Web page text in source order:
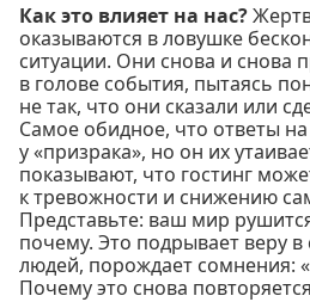
Как это влияет на нас?
оказываются в ловушке
ситуации. Они снова и снова
в голове события, пытаясь
не так, что они сказали или
Самое обидное, что ответы
у «призрака», но он их
показывают, что гостинг
к тревожности и снижению
Представьте: ваш мир
почему. Это подрывает веру в
людей, порождает сомнения:
Почему это снова